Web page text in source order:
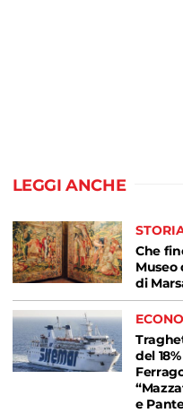
LEGGI ANCHE
Che
Museo
di
del
e